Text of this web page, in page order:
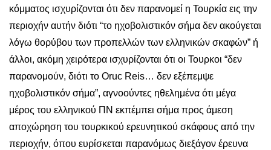
κόμματος ισχυρίζονται ότι δεν παρανομεί η Τουρκία εις την
περιοχήν αυτήν διότι “το ηχοβολιστικόν σήμα δεν ακούγεται
λόγω θορύβου των προπελλών των ελληνικών σκαφών” ή
άλλοι, ακόμη χειρότερα ισχυρίζονται ότι οι Τουρκοι “δεν
παρανομούν, διότι το Oruc Reis… δεν εξέπεμψε
ηχοβολιστικόν σήμα”, αγνοούντες ηθελημένα ότι μέγα
μέρος του ελληνικού ΠΝ εκπέμπει σήμα προς άμεση
αποχώρηση του τουρκικού ερευνητικού σκάφους από την
περιοχήν, όπου ευρίσκεται παρανόμως διεξάγον έρευνα